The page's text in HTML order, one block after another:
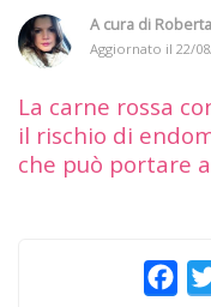
A cura di
Aggiornato il 22/
La carne rossa
il rischio di
che può portare